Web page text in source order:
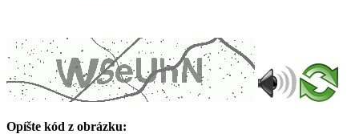
Opíšte kód z obrázku: